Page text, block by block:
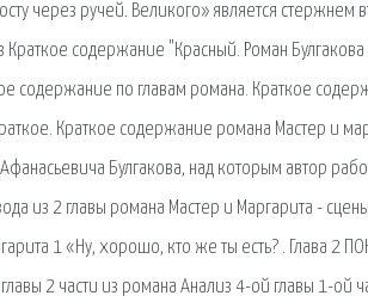
через ручей. Великого» является стержнем
Краткое содержание "Красный. Роман
содержание по главам романа. Краткое
Краткое содержание романа Мастер и
Булгакова, над которым автор
из 2 главы романа Мастер и Маргарита -
1 «Ну, хорошо, кто же ты есть? . Глава 2
2 части из романа Анализ 4-oй главы 1-ой